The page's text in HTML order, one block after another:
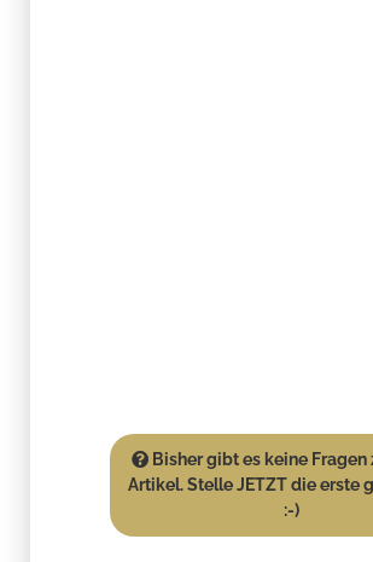
Bisher gibt es keine Fragen
Artikel. Stelle JETZT die erste
:-)